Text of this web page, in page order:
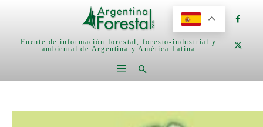
Fuente de información forestal, foresto-industrial y
ambiental de Argentina y América Latina